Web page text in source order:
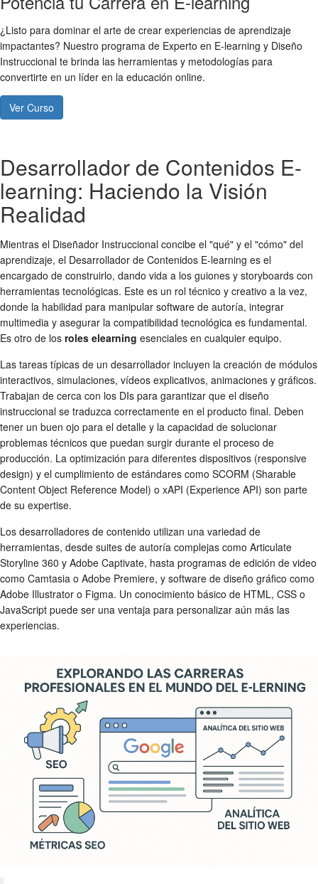
¿Listo para dominar el arte de crear experiencias de aprendizaje
impactantes? Nuestro programa de Experto en E-learning y Diseño
Instruccional te brinda las herramientas y metodologías para
convertirte en un líder en la educación online.
Ver Curso
Desarrollador de Contenidos E-
learning: Haciendo la Visión
Realidad
Mientras el Diseñador Instruccional concibe el "qué" y el "cómo" del
aprendizaje, el Desarrollador de Contenidos E-learning es el
encargado de construirlo, dando vida a los guiones y storyboards con
herramientas tecnológicas. Este es un rol técnico y creativo a la vez,
donde la habilidad para manipular software de autoría, integrar
multimedia y asegurar la compatibilidad tecnológica es fundamental.
Es otro de los roles elearning esenciales en cualquier equipo.
Las tareas típicas de un desarrollador incluyen la creación de módulos
interactivos, simulaciones, vídeos explicativos, animaciones y gráficos.
Trabajan de cerca con los DIs para garantizar que el diseño
instruccional se traduzca correctamente en el producto final. Deben
tener un buen ojo para el detalle y la capacidad de solucionar
problemas técnicos que puedan surgir durante el proceso de
producción. La optimización para diferentes dispositivos (responsive
design) y el cumplimiento de estándares como SCORM (Sharable
Content Object Reference Model) o xAPI (Experience API) son parte
de su expertise.
Los desarrolladores de contenido utilizan una variedad de
herramientas, desde suites de autoría complejas como Articulate
Storyline 360 y Adobe Captivate, hasta programas de edición de video
como Camtasia o Adobe Premiere, y software de diseño gráfico como
Adobe Illustrator o Figma. Un conocimiento básico de HTML, CSS o
JavaScript puede ser una ventaja para personalizar aún más las
experiencias.